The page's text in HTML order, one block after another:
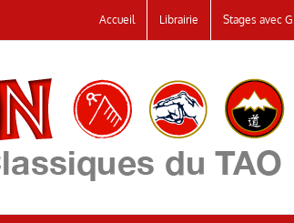
Accueil Librairie Stages avec